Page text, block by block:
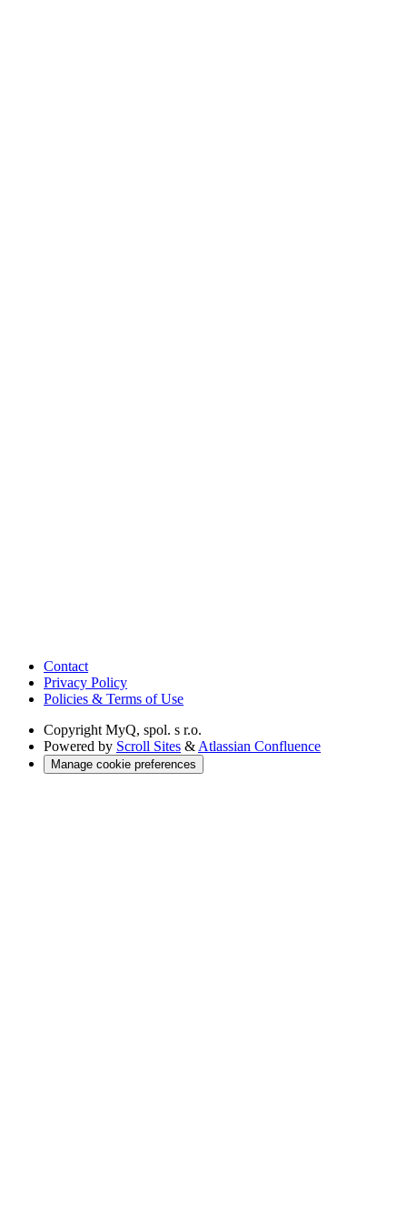
Contact
Privacy Policy
Policies & Terms of Use
Copyright MyQ, spol. s r.o.
Powered by Scroll Sites & Atlassian Confluence
Manage cookie preferences